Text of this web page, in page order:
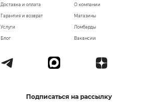
О компании
Магазины
Ломбарды
Вакансии
Доставка и оплата
Гарантия и возврат
Услуги
Блог
Подписаться на рассылку